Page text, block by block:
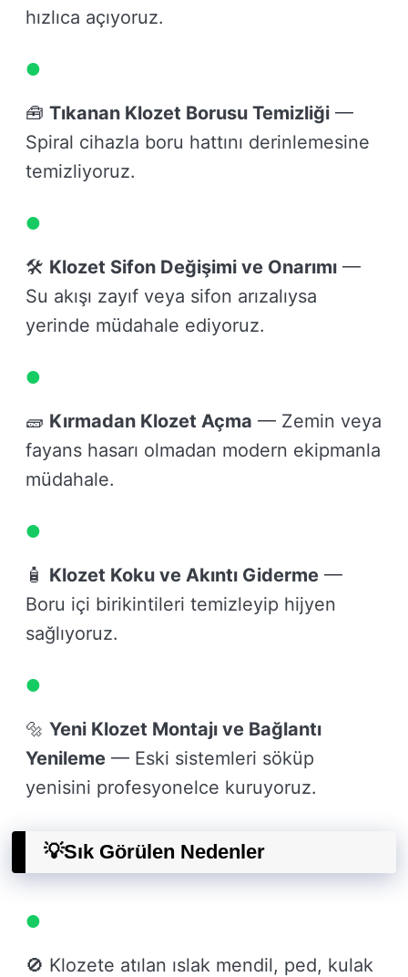
hızlıca açıyoruz.
🧰 Tıkanan Klozet Borusu Temizliği —
Spiral cihazla boru hattını derinlemesine
temizliyoruz.
🛠️ Klozet Sifon Değişimi ve Onarımı —
Su akışı zayıf veya sifon arızalıysa
yerinde müdahale ediyoruz.
🧱 Kırmadan Klozet Açma — Zemin veya
fayans hasarı olmadan modern ekipmanla
müdahale.
🧴 Klozet Koku ve Akıntı Giderme —
Boru içi birikintileri temizleyip hijyen
sağlıyoruz.
🔩 Yeni Klozet Montajı ve Bağlantı
Yenileme — Eski sistemleri söküp
yenisini profesyonelce kuruyoruz.
💡Sık Görülen Nedenler
🚫 Klozete atılan ıslak mendil, ped, kulak